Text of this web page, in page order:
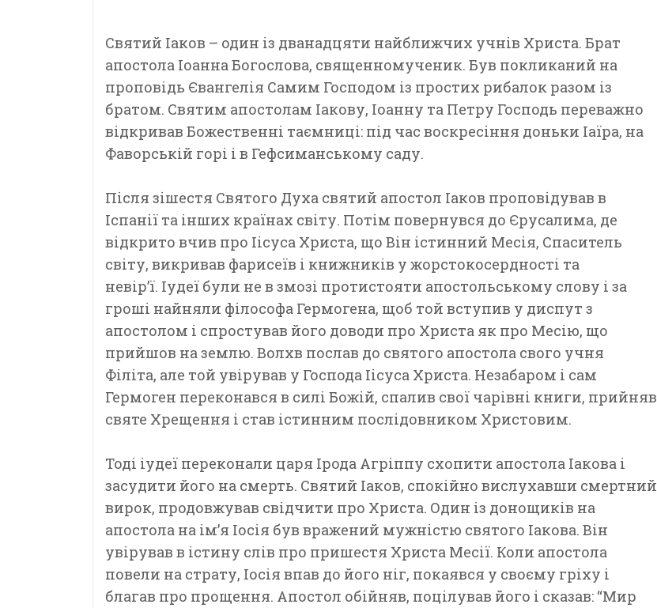
Святий Іаков – один із дванадцяти найближчих учнів Христа. Брат
апостола Іоанна Богослова, священномученик. Був покликаний на
проповідь Євангелія Самим Господом із простих рибалок разом із
братом. Святим апостолам Іакову, Іоанну та Петру Господь переважно
відкривав Божественні таємниці: під час воскресіння доньки Іаїра, на
Фаворській горі і в Гефсиманському саду.
Після зішестя Святого Духа святий апостол Іаков проповідував в
Іспанії та інших країнах світу. Потім повернувся до Єрусалима, де
відкрито вчив про Іісуса Христа, що Він істинний Месія, Спаситель
світу, викривав фарисеїв і книжників у жорстокосердності та
невір’ї. Іудеї були не в змозі протистояти апостольському слову і за
гроші найняли філософа Гермогена, щоб той вступив у диспут з
апостолом і спростував його доводи про Христа як про Месію, що
прийшов на землю. Волхв послав до святого апостола свого учня
Філіта, але той увірував у Господа Іісуса Христа. Незабаром і сам
Гермоген переконався в силі Божій, спалив свої чарівні книги, прийняв
святе Хрещення і став істинним послідовником Христовим.
Тоді іудеї переконали царя Ірода Агріппу схопити апостола Іакова і
засудити його на смерть. Святий Іаков, спокійно вислухавши смертний
вирок, продовжував свідчити про Христа. Один із донощиків на
апостола на ім’я Іосія був вражений мужністю святого Іакова. Він
увірував в істину слів про пришестя Христа Месії. Коли апостола
повели на страту, Іосія впав до його ніг, покаявся у своєму гріху і
благав про прощення. Апостол обійняв, поцілував його і сказав: “Мир